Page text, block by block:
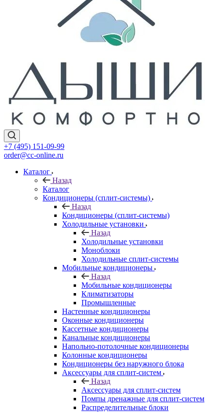
+7 (495) 151-09-99
order@cc-online.ru
Каталог
Назад
Каталог
Кондиционеры (сплит-системы)
Назад
Кондиционеры (сплит-системы)
Холодильные установки
Назад
Холодильные установки
Моноблоки
Холодильные сплит-системы
Мобильные кондиционеры
Назад
Мобильные кондиционеры
Климатизаторы
Промышленные
Настенные кондиционеры
Оконные кондиционеры
Кассетные кондиционеры
Канальные кондиционеры
Напольно-потолочные кондиционеры
Колонные кондиционеры
Кондиционеры без наружного блока
Аксессуары для сплит-систем
Назад
Аксессуары для сплит-систем
Помпы дренажные для сплит-систем
Распределительные блоки